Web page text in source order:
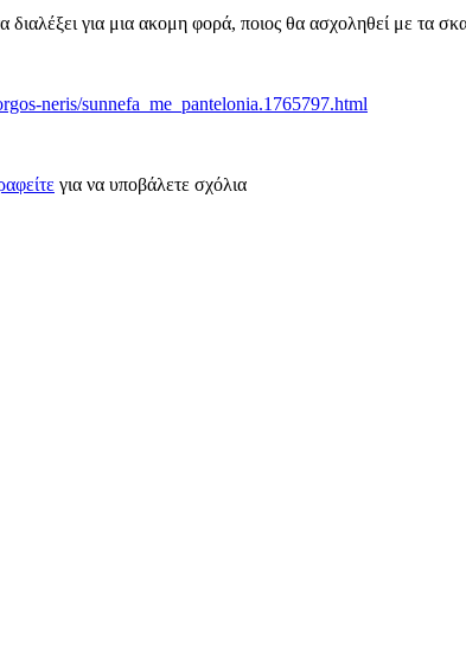
για μια ακομη φορά, ποιος θα ασχοληθεί με τα
neris/sunnefa_me_pantelonia.1765797.html
για να υποβάλετε σχόλια